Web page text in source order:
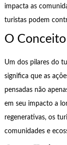
impacta as
turistas podem
O
Um dos pilares do
significa que as
pensadas não
em seu impacto a
regenerativas, os
comunidades e